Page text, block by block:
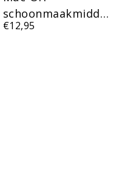
schoonmaakmiddel
1liter
€12,95